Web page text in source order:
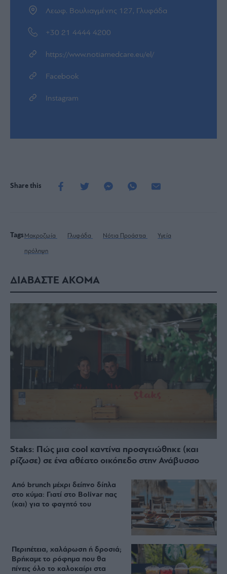
Λεωφ. Βουλιαγμένης 127, Γλυφάδα
+30 21 4444 4200
https://www.notiamedcare.eu/el/
Facebook
Instagram
Share this
Tags Μακροζωία Γλυφάδα Νότια Προάστια Υγεία
πρόληψη
ΔΙΑΒΑΣΤΕ ΑΚΟΜΑ
Staks: Πώς μια cool καντίνα προσγειώθηκε (και
ρίζωσε) σε ένα αθέατο οικόπεδο στην Ανάβυσσο
Από brunch μέχρι δείπνο δίπλα
στο κύμα: Γιατί στο Bolivar πας
(και) για το φαγητό του
Περιπέτεια, χαλάρωση ή δροσιά;
Βρήκαμε το ρόφημα που θα
πίνεις όλο το καλοκαίρι στα